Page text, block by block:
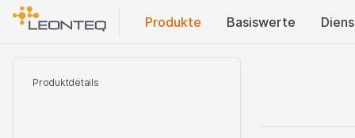
Produkte Basis​werte
Produktdetails